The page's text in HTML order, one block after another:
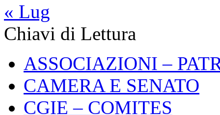
« Lug
Chiavi di Lettura
ASSOCIAZIONI –
CAMERA E SENATO
CGIE – COMITES